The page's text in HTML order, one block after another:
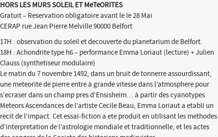
HORS LES MURS SOLEIL ET MeTeORITES
Gratuit – Reservation obligatoire avant le le 28 Mai
CERAP rue Jean Pierre Melville 90000 Belfort
17H : observation du soleil et decouverte du planetarium de Belfort.
18H : Achondrite type h6 – performance Emma Loriaut (lecture) + Julien
Clauss (synthetiseur modulaire)
Le matin du 7 novembre 1492, dans un bruit de tonnerre assourdissant,
une meteorite de pierre entre à grande vitesse dans l’atmosphere pour
s’ecraser dans un champ pres d’Ensisheim… à partir des cyanotypes
Meteors Ascendances de l’artiste Cecile Beau, Emma Loriaut a etabli un
recit de l’impact. Cet essai-fiction a ete produit en utilisant les methodes
d’interpretation de l’astrologie mondiale et traditionnelle, et les actes